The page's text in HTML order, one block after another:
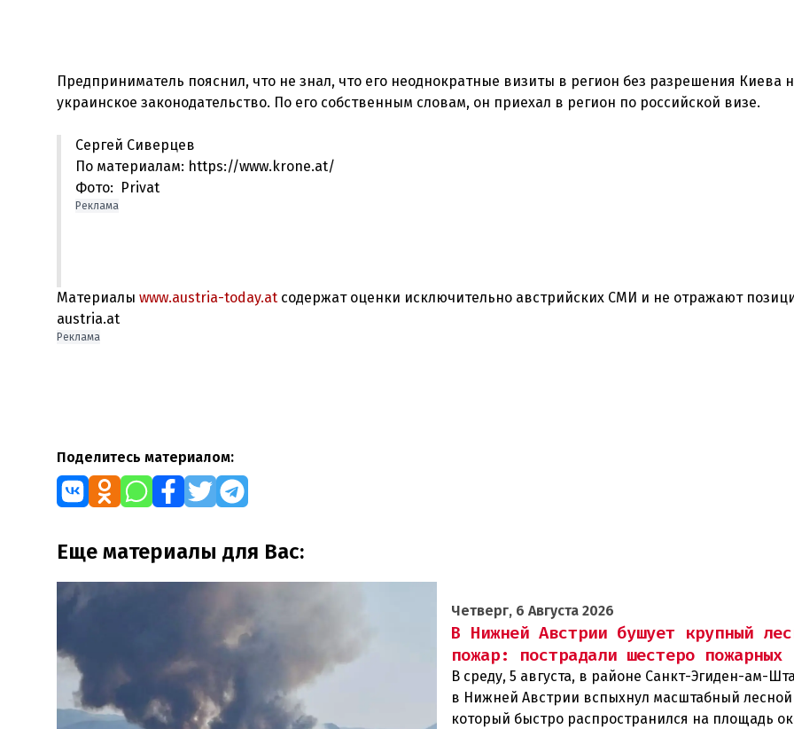
Предприниматель пояснил, что не знал, что его неоднократные визиты в регион без разрешения Киева
Сергей Сиверцев
По материалам: https://www.krone.at/
Фото: Privat
Реклама
Материалы www.austria-today.at содержат оценки исключительно австрийских СМИ и не отражают
austria.at
Реклама
Поделитесь материалом:
Еще материалы для Вас:
Четверг, 6 Августа 2026
В Нижней Австрии бушует крупный
пожар: пострадали шестеро пожарных
В среду, 5 августа, в районе Санкт-Эгиден-ам-
в Нижней Австрии вспыхнул масштабный
который быстро распространился на площадь